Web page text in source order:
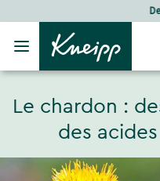
Sauter au contenu du pied de
Le chardon :
des